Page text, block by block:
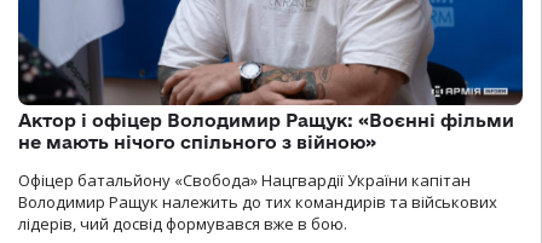
Актор і офіцер Володимир Ращук: «Воєнні фільми
не мають нічого спільного з війною»
Офіцер батальйону «Свобода» Нацгвардії України капітан
Володимир Ращук належить до тих командирів та військових
лідерів, чий досвід формувався вже в бою.